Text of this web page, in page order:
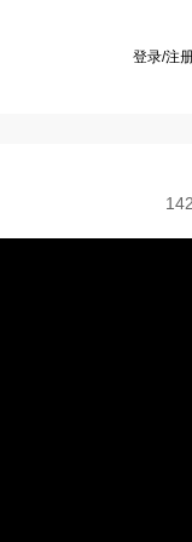
登录/注